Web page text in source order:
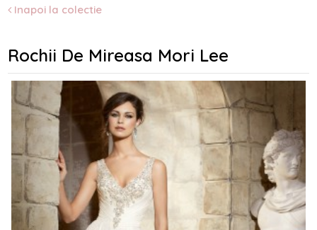
Inapoi la colectie
Rochii De Mireasa Mori Lee